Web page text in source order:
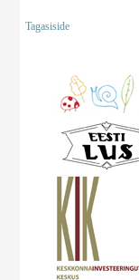
Tagasiside